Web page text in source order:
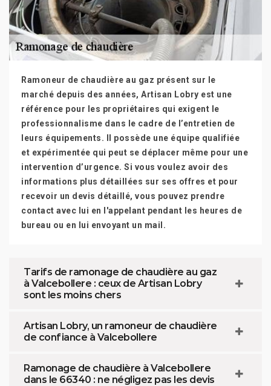
Ramoneur de chaudière au gaz présent sur le
marché depuis des années, Artisan Lobry est une
référence pour les propriétaires qui exigent le
professionnalisme dans le cadre de l’entretien de
leurs équipements. Il possède une équipe qualifiée
et expérimentée qui peut se déplacer même pour une
intervention d’urgence. Si vous voulez avoir des
informations plus détaillées sur ses offres et pour
recevoir un devis détaillé, vous pouvez prendre
contact avec lui en l'appelant pendant les heures de
bureau ou en lui envoyant un mail.
Tarifs de ramonage de chaudière au gaz
à Valcebollere : ceux de Artisan Lobry
sont les moins chers
Artisan Lobry, un ramoneur de chaudière
de confiance à Valcebollere
Ramonage de chaudière à Valcebollere
dans le 66340 : ne négligez pas les devis